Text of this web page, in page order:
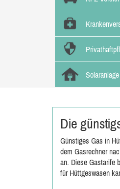
Solaranlage
Die
Günstiges Gas in
dem Gasrechner
an. Diese Gastarife
für Hüttgeswasen